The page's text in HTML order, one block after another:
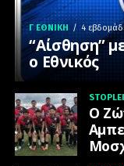
Γ ΕΘΝΙΚΉ 4
“Αίσθηση”
ο Εθνικός
Ο